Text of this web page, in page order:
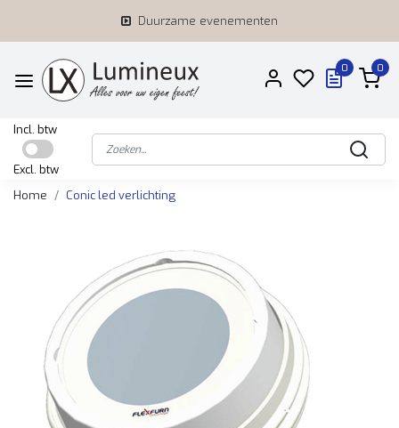
Duurzame evenementen
0 0
Incl. btw
Excl. btw
Home
Conic led verlichting
Vorige